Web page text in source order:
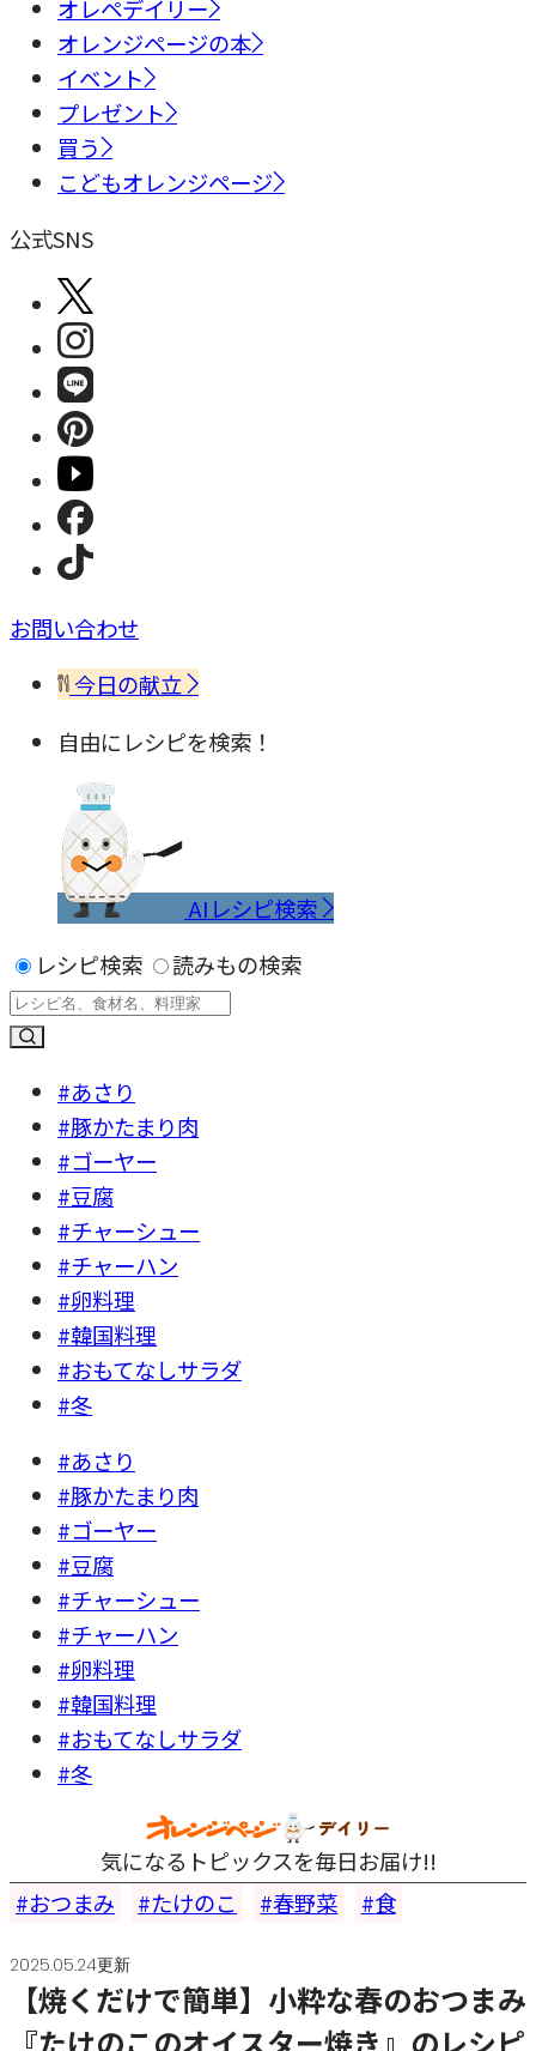
オレペデイリー
オレンジページの本
イベント
プレゼント
買う
こどもオレンジページ
公式SNS
お問い合わせ
今日の献立
自由にレシピを検索！
AIレシピ検索
レシピ検索
読みもの検索
#あさり
#豚かたまり肉
#ゴーヤー
#豆腐
#チャーシュー
#チャーハン
#卵料理
#韓国料理
#おもてなしサラダ
#冬
#あさり
#豚かたまり肉
#ゴーヤー
#豆腐
#チャーシュー
#チャーハン
#卵料理
#韓国料理
#おもてなしサラダ
#冬
気になるトピックスを毎日お届け!!
おつまみ
たけのこ 春野菜 食
2025.05.24更新
【焼くだけで簡単】小粋な春のおつまみ
『たけのこのオイスター焼き』のレシピ